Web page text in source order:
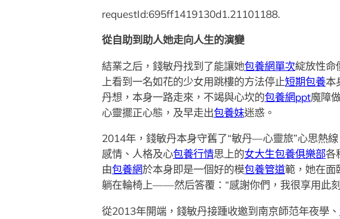
requestId:695ff1419130d1.21101188.
從自助到助人她走向人生的演變
結業之后，錢敏丹找到了能讓她包養網單次綻放性命
上看到一名如花的少女用跳樓的方法停止短期包養本
丹想，本身一路走來，不竭與心坎的包養網ppt魔障
心靈擺正心態，及早走出包養妹迷惑。
2014年，錢敏丹本身守舊了“敏丹—心靈旅”心思熱
感情、人格及心包養行情思上的女大生包養俱樂部各
由包養網於本身即是一個好的模包養管道範，她在面
躺在輪椅上——然后答覆：“感謝你們，我很享用此
從2013年開端，錢敏丹接踵收邀到南京師范年夜學、